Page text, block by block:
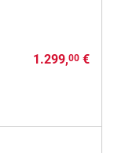
1.299,00€